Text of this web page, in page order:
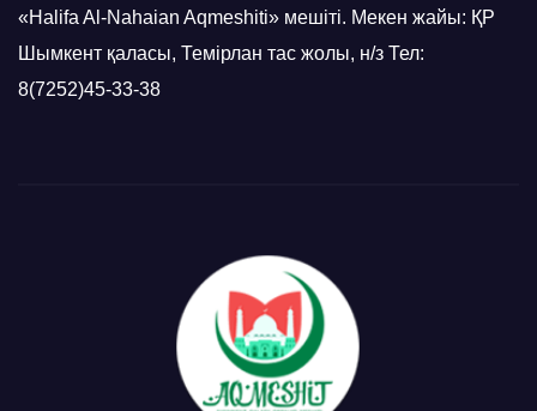
«Halifa Al-Nahaian Aqmeshiti» мешіті. Мекен жайы: ҚР
Шымкент қаласы, Темірлан тас жолы, н/з Тел:
8(7252)45-33-38